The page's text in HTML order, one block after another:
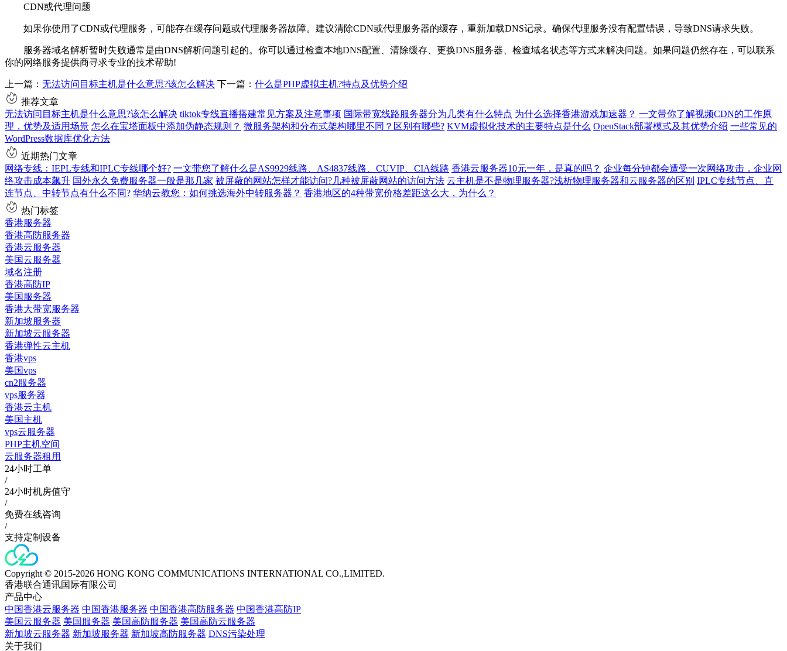
CDN或代理问题
如果你使用了CDN或代理服务，可能存在缓存问题或代理服务器故障。建议清除CDN或代理服务器的缓存，重新加载DNS记录。确保代理服务没有配置错误，导致DNS请求失败。
服务器域名解析暂时失败通常是由DNS解析问题引起的。你可以通过检查本地DNS配置、清除缓存、更换DNS服务器、检查域名状态等方式来解决问题。如果问题仍然存在，可以联系
你的网络服务提供商寻求专业的技术帮助!
上一篇： 无法访问目标主机是什么意思?该怎么解决 下一篇： 什么是PHP虚拟主机?特点及优势介绍
推荐文章
无法访问目标主机是什么意思?该怎么解决 tiktok专线直播搭建常见方案及注意事项 国际带宽线路服务器分为几类有什么特点 为什么选择香港游戏加速器？ 一文带你了解视频CDN的工作原
理，优势及适用场景 怎么在宝塔面板中添加伪静态规则？ 微服务架构和分布式架构哪里不同？区别有哪些? KVM虚拟化技术的主要特点是什么 OpenStack部署模式及其优势介绍 一些常见的
WordPress数据库优化方法
近期热门文章
网络专线：IEPL专线和IPLC专线哪个好? 一文带您了解什么是AS9929线路、AS4837线路、CUVIP、CIA线路 香港云服务器10元一年，是真的吗？ 企业每分钟都会遭受一次网络攻击，企业网
络攻击成本飙升 国外永久免费服务器一般是那几家 被屏蔽的网站怎样才能访问?几种被屏蔽网站的访问方法 云主机是不是物理服务器?浅析物理服务器和云服务器的区别 IPLC专线节点、直
连节点、中转节点有什么不同? 华纳云教您：如何挑选海外中转服务器？ 香港地区的4种带宽价格差距这么大，为什么？
热门标签
香港服务器
香港高防服务器
香港云服务器
美国云服务器
域名注册
香港高防IP
美国服务器
香港大带宽服务器
新加坡服务器
新加坡云服务器
香港弹性云主机
香港vps
美国vps
cn2服务器
vps服务器
香港云主机
美国主机
vps云服务器
PHP主机空间
云服务器租用
24小时工单
/
24小时机房值守
/
免费在线咨询
/
支持定制设备
Copyright © 2015-2026 HONG KONG COMMUNICATIONS INTERNATIONAL CO.,LIMITED.
香港联合通讯国际有限公司
产品中心
中国香港云服务器 中国香港服务器 中国香港高防服务器 中国香港高防IP
美国云服务器 美国服务器 美国高防服务器 美国高防云服务器
新加坡云服务器 新加坡服务器 新加坡高防服务器 DNS污染处理
关于我们